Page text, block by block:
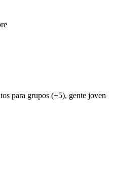
para grupos (+5), gente joven